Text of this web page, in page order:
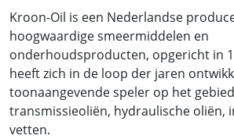
Kroon-Oil is een Nederlandse
hoogwaardige smeermiddelen en
onderhoudsproducten, opgericht in
heeft zich in de loop der jaren
toonaangevende speler op het
transmissieoliën, hydraulische oliën,
vetten.